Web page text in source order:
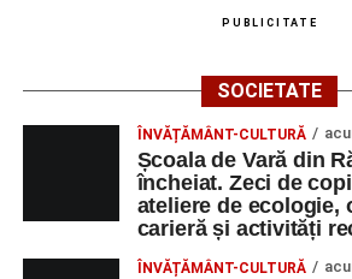
PUBLICITATE
SOCIETATE
ÎNVĂȚĂMÂNT-CULTURĂ
Școala de Vară din
încheiat. Zeci de
ateliere de ecologie,
carieră și activități
ÎNVĂȚĂMÂNT-CULTURĂ